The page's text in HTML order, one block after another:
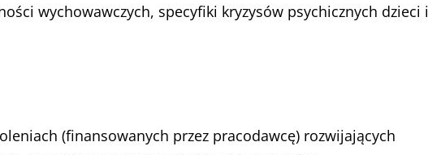
wychowawczych, specyfiki kryzysów psychicznych dzieci i
(finansowanych przez pracodawcę) rozwijających